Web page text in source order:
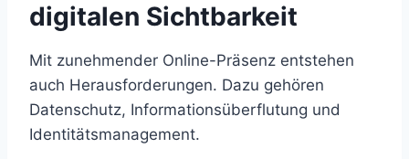
digitalen Sichtbarkeit
Mit zunehmender Online-Präsenz entstehen
auch Herausforderungen. Dazu gehören
Datenschutz, Informationsüberflutung und
Identitätsmanagement.